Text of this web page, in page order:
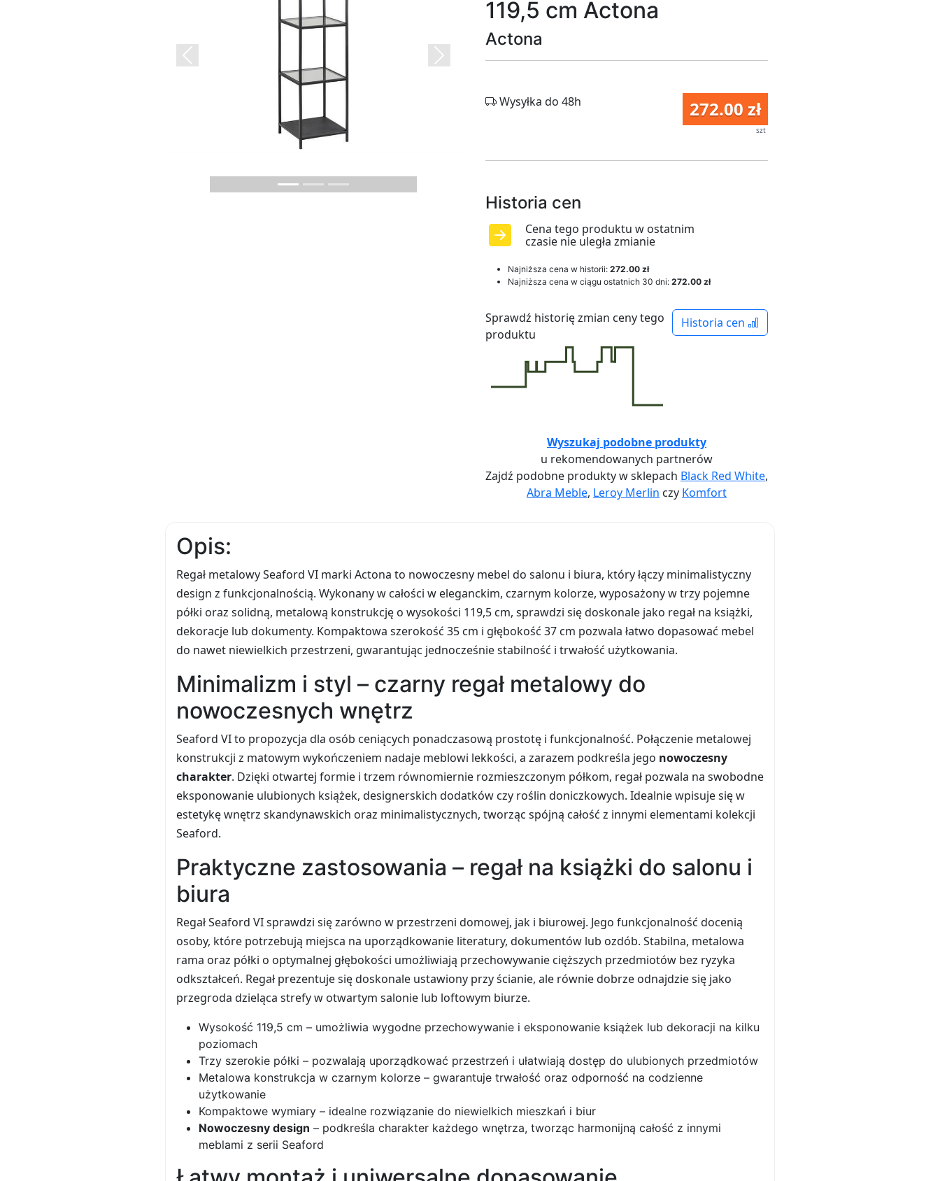
Previous Next
119,5 cm Actona
Actona
272.00 zł
szt
Wysyłka do 48h
Historia cen
Cena tego produktu w ostatnim
czasie nie uległa zmianie
Najniższa cena w historii: 272.00 zł
Najniższa cena w ciągu ostatnich 30 dni: 272.00 zł
Historia cen
Sprawdź historię zmian ceny tego
produktu
Wyszukaj podobne produkty
u rekomendowanych partnerów
Zajdź podobne produkty w sklepach Black Red White,
Abra Meble, Leroy Merlin czy Komfort
Opis:
Regał metalowy Seaford VI marki Actona to nowoczesny mebel do salonu i biura, który łączy minimalistyczny
design z funkcjonalnością. Wykonany w całości w eleganckim, czarnym kolorze, wyposażony w trzy pojemne
półki oraz solidną, metalową konstrukcję o wysokości 119,5 cm, sprawdzi się doskonale jako regał na książki,
dekoracje lub dokumenty. Kompaktowa szerokość 35 cm i głębokość 37 cm pozwala łatwo dopasować mebel
do nawet niewielkich przestrzeni, gwarantując jednocześnie stabilność i trwałość użytkowania.
Minimalizm i styl – czarny regał metalowy do
nowoczesnych wnętrz
Seaford VI to propozycja dla osób ceniących ponadczasową prostotę i funkcjonalność. Połączenie metalowej
konstrukcji z matowym wykończeniem nadaje meblowi lekkości, a zarazem podkreśla jego nowoczesny
charakter. Dzięki otwartej formie i trzem równomiernie rozmieszczonym półkom, regał pozwala na swobodne
eksponowanie ulubionych książek, designerskich dodatków czy roślin doniczkowych. Idealnie wpisuje się w
estetykę wnętrz skandynawskich oraz minimalistycznych, tworząc spójną całość z innymi elementami kolekcji
Seaford.
Praktyczne zastosowania – regał na książki do salonu i
biura
Regał Seaford VI sprawdzi się zarówno w przestrzeni domowej, jak i biurowej. Jego funkcjonalność docenią
osoby, które potrzebują miejsca na uporządkowanie literatury, dokumentów lub ozdób. Stabilna, metalowa
rama oraz półki o optymalnej głębokości umożliwiają przechowywanie cięższych przedmiotów bez ryzyka
odkształceń. Regał prezentuje się doskonale ustawiony przy ścianie, ale równie dobrze odnajdzie się jako
przegroda dzieląca strefy w otwartym salonie lub loftowym biurze.
Wysokość 119,5 cm – umożliwia wygodne przechowywanie i eksponowanie książek lub dekoracji na kilku
poziomach
Trzy szerokie półki – pozwalają uporządkować przestrzeń i ułatwiają dostęp do ulubionych przedmiotów
Metalowa konstrukcja w czarnym kolorze – gwarantuje trwałość oraz odporność na codzienne
użytkowanie
Kompaktowe wymiary – idealne rozwiązanie do niewielkich mieszkań i biur
Nowoczesny design – podkreśla charakter każdego wnętrza, tworząc harmonijną całość z innymi
meblami z serii Seaford